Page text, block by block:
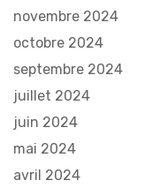
novembre 2024
octobre 2024
septembre 2024
juillet 2024
juin 2024
mai 2024
avril 2024